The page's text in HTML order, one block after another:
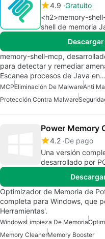
4.9 Gratuito
<h2>memory-
shell de memoria
memory-shell-mcp,
para detectar y remediar
Escanea procesos de Java en…
MCPEliminación De MalwareAnti
Protección Contra Malware
Power Memory
4.2 De pago
Una versión
desarrollado por
Optimizador de Memoria de
completa para Windows, que
Herramientas'.
WindowsLimpieza De Memoria
Memory CleanerMemory Booster